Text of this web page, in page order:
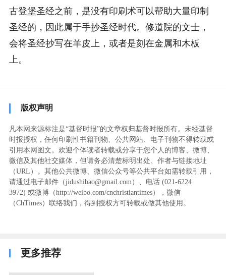
古登堡圣经之前，是没有印刷术可以帮助大量印制
圣经的，因此属于手抄圣经时代。修道院的文士，
会将圣经抄写在羊皮上，或者是刻在金属和木板
上。
版权声明
凡本网来源标注是“基督时报”的文章权归基督时报所有。未经基督
时报授权，任何印刷性书籍刊物、公共网站、电子刊物不得转载或
引用本网图文。欢迎个体读者转载或分享于您个人的博客、微博、
微信及其他社交媒体，但请务必清楚标明出处、作者与链接地址
（URL）。其他公共微博、微信公众号等公共平台如需转载引用，
请通过电子邮件（jidushibao@gmail.com）、电话 (021-6224
3972) ‬或微博（http://weibo.com/cnchristiantimes），微信
（ChTimes）联络我们，得到授权方可转载或做其他使用。
更多推荐